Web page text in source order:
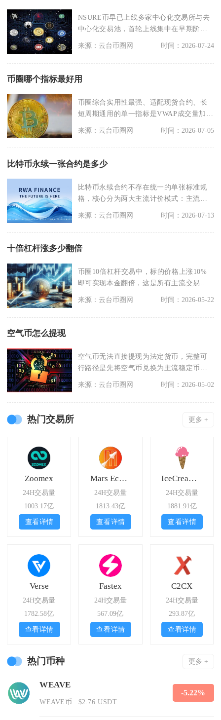
NSURE币早已上线多家中心化交易所与去
中心化交易池，首轮上线集中在早期阶
段，后续持续新增
来源：云台币圈网 时间：2026-07-24
币圈哪个指标最好用
币圈综合实用性最强、适配现货合约、长
短周期通用的单一指标是VWAP成交量加权
来源：云台币圈网 时间：2026-07-05
比特币永续一张合约是多少
比特币永续合约不存在统一的单张标准规
格，核心分为两大主流计价模式：主流头
来源：云台币圈网 时间：2026-07-13
十倍杠杆涨多少翻倍
币圈10倍杠杆交易中，标的价格上涨10%
即可实现本金翻倍，这是所有主流交易所
通用的核心计算
来源：云台币圈网 时间：2026-05-22
空气币怎么提现
空气币无法直接提现为法定货币，完整可
行路径是先将空气币兑换为主流稳定币，
再通过合规交易所场
来源：云台币圈网 时间：2026-05-02
热门交易所 更多 +
Zoomex
24H交易量
1003.17亿
查看详情
Mars Ecosystem
24H交易量
1813.43亿
查看详情
IceCreamSwap
24H交易量
1881.91亿
查看详情
Verse
24H交易量
1782.58亿
查看详情
Fastex
24H交易量
567.09亿
查看详情
C2CX
24H交易量
293.87亿
查看详情
热门币种 更多 +
WEAVE
WEAVE币 $2.76 USDT
-5.22%